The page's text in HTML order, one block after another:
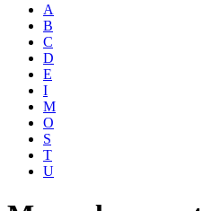
A
B
C
D
E
I
M
O
S
T
U